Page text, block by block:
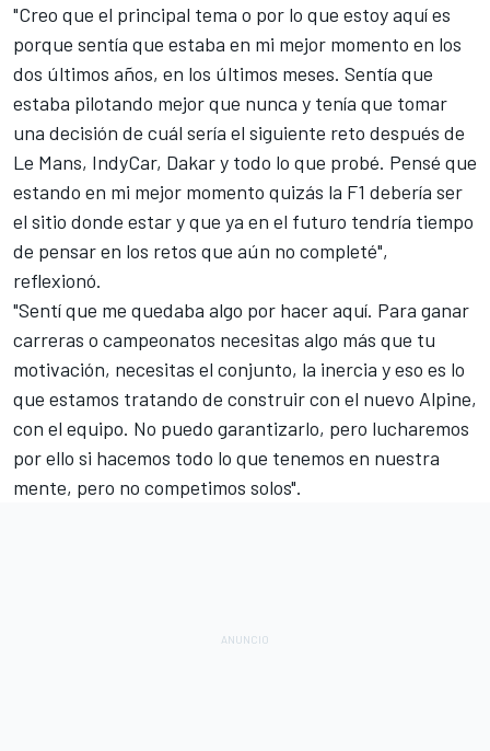
"Creo que el principal tema o por lo que estoy aquí es
porque sentía que estaba en mi mejor momento en los
dos últimos años, en los últimos meses. Sentía que
estaba pilotando mejor que nunca y tenía que tomar
una decisión de cuál sería el siguiente reto después de
Le Mans, IndyCar, Dakary todo lo que probé. Pensé que
estando en mi mejor momento quizás la F1 debería ser
el sitio donde estar y que ya en el futuro tendría tiempo
de pensar en los retos que aún no completé",
reflexionó.
"Sentí que me quedaba algo por hacer aquí. Para ganar
carreras o campeonatos necesitas algo más que tu
motivación, necesitas el conjunto, la inercia y eso es lo
que estamos tratando de construir con el nuevo Alpine,
con el equipo. No puedo garantizarlo, pero lucharemos
por ello si hacemos todo lo que tenemos en nuestra
mente, pero no competimos solos".